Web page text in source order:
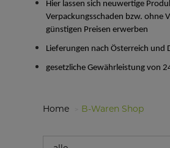
Hier lassen sich neuwertige
Verpackungsschaden bzw. ohne
günstigen Preisen erwerben
Lieferungen nach Österreich und
gesetzliche Gewährleistung von
Home B-Waren Shop